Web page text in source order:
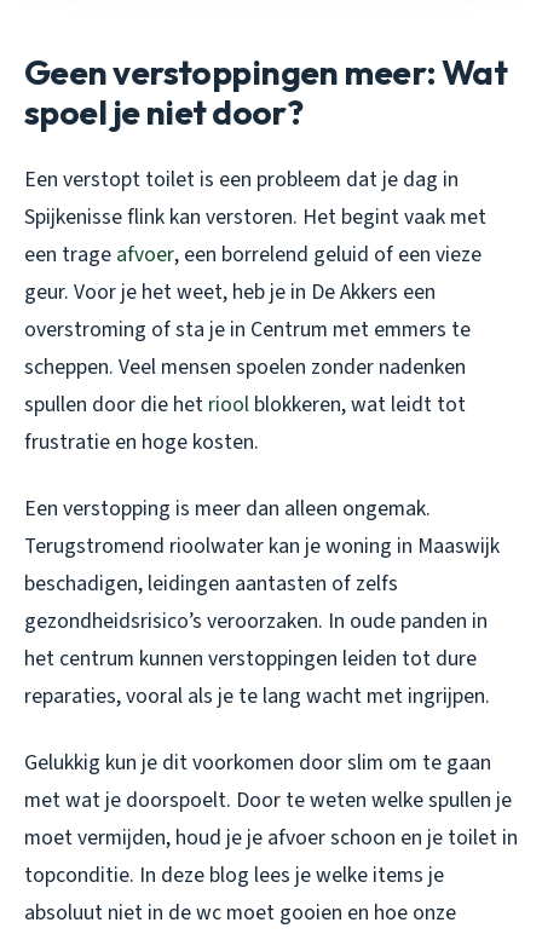
Geen verstoppingen meer: Wat
spoel je niet door?
Een verstopt toilet is een probleem dat je dag in
Spijkenisse flink kan verstoren. Het begint vaak met
een trage afvoer, een borrelend geluid of een vieze
geur. Voor je het weet, heb je in De Akkers een
overstroming of sta je in Centrum met emmers te
scheppen. Veel mensen spoelen zonder nadenken
spullen door die het riool blokkeren, wat leidt tot
frustratie en hoge kosten.
Een verstopping is meer dan alleen ongemak.
Terugstromend rioolwater kan je woning in Maaswijk
beschadigen, leidingen aantasten of zelfs
gezondheidsrisico’s veroorzaken. In oude panden in
het centrum kunnen verstoppingen leiden tot dure
reparaties, vooral als je te lang wacht met ingrijpen.
Gelukkig kun je dit voorkomen door slim om te gaan
met wat je doorspoelt. Door te weten welke spullen je
moet vermijden, houd je je afvoer schoon en je toilet in
topconditie. In deze blog lees je welke items je
absoluut niet in de wc moet gooien en hoe onze